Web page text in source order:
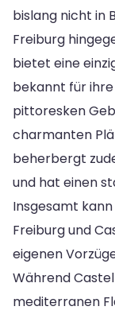
bislang nicht in
Freiburg
bietet eine
bekannt für
pittoresken
charmanten
beherbergt
und hat einen
Insgesamt
Freiburg und
eigenen
Während
mediterranen